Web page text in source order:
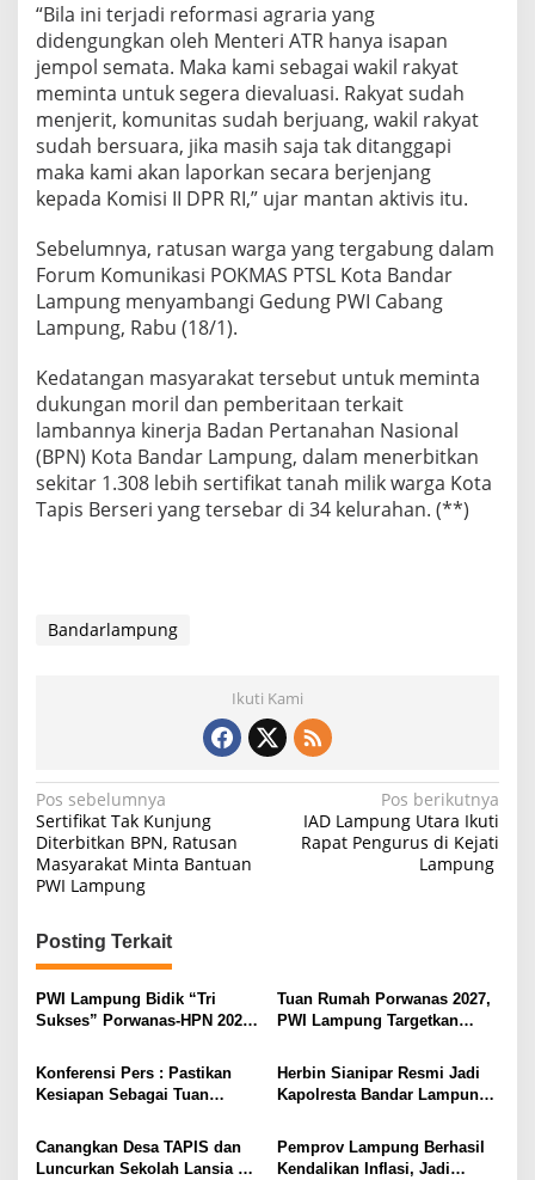
“Bila ini terjadi reformasi agraria yang
didengungkan oleh Menteri ATR hanya isapan
jempol semata. Maka kami sebagai wakil rakyat
meminta untuk segera dievaluasi. Rakyat sudah
menjerit, komunitas sudah berjuang, wakil rakyat
sudah bersuara, jika masih saja tak ditanggapi
maka kami akan laporkan secara berjenjang
kepada Komisi II DPR RI,” ujar mantan aktivis itu.
Sebelumnya, ratusan warga yang tergabung dalam
Forum Komunikasi POKMAS PTSL Kota Bandar
Lampung menyambangi Gedung PWI Cabang
Lampung, Rabu (18/1).
Kedatangan masyarakat tersebut untuk meminta
dukungan moril dan pemberitaan terkait
lambannya kinerja Badan Pertanahan Nasional
(BPN) Kota Bandar Lampung, dalam menerbitkan
sekitar 1.308 lebih sertifikat tanah milik warga Kota
Tapis Berseri yang tersebar di 34 kelurahan. (**)
Bandarlampung
Ikuti Kami
N
a
v
g
a
s
p
o
s
Pos sebelumnya
Sertifikat Tak Kunjung
Diterbitkan BPN, Ratusan
Masyarakat Minta Bantuan
PWI Lampung
Pos berikutnya
IAD Lampung Utara Ikuti
Rapat Pengurus di Kejati
Lampung
Posting Terkait
PWI Lampung Bidik “Tri
Sukses” Porwanas-HPN 2027:
Pariwisata Menggeliat
Tuan Rumah Porwanas 2027,
PWI Lampung Targetkan
Konferensi Pers : Pastikan
Kesiapan Sebagai Tuan
Tiga Venue Pelaksanaan
Soeratin Cup Piala Gubernur
Herbin Sianipar Resmi Jadi
Kapolresta Bandar Lampung,
Prioritas
Canangkan Desa TAPIS dan
Luncurkan Sekolah Lansia di
Pemprov Lampung Berhasil
Kendalikan Inflasi, Jadi